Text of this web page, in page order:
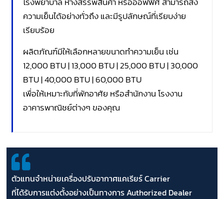
ความเย็นได้อย่างทั่วถึง และมีรูปลักษณ์ที่เรียบง่าย
เรียบร้อย
ผลิตภัณฑ์มีให้เลือกหลายขนาดทำความเย็น เช่น
12,000 BTU | 13,000 BTU | 25,000 BTU | 30,000
BTU | 40,000 BTU | 60,000 BTU
เพื่อให้เหมาะกับที่พักอาศัย หรือสำนักงาน โรงงาน
อาคารพาณิชย์ต่างๆ ของคุณ
ตัวแทนจำหน่ายเครื่องปรับอากาศแคเรียร์ Carrier
ที่ได้รับการแต่งตั้งอย่างเป็นทางการ Authorized Dealer